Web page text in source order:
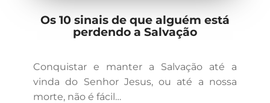
Os 10 sinais de que alguém está
perdendo a Salvação
Conquistar e manter a Salvação até a
vinda do Senhor Jesus, ou até a nossa
morte, não é fácil…